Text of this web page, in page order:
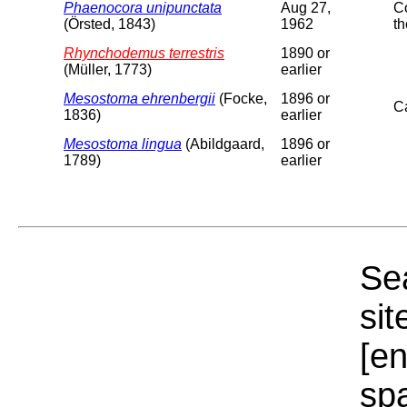
Phaenocora unipunctata
(Örsted, 1843)
Aug 27,
1962
Rhynchodemus terrestris
(Müller, 1773)
1890 or
earlier
Mesostoma ehrenbergii (Focke,
1836)
1896 or
earlier
Mesostoma lingua (Abildgaard,
1789)
1896 or
earlier